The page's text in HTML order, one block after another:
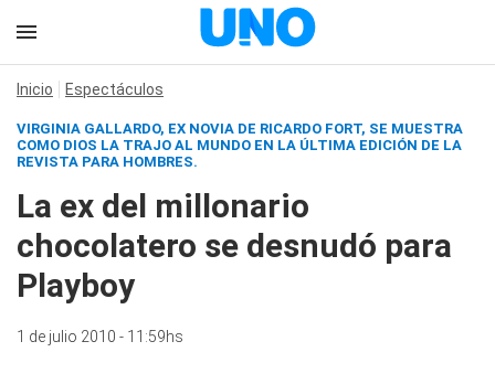
Inicio Espectáculos
VIRGINIA GALLARDO, EX NOVIA DE RICARDO FORT, SE MUESTRA
COMO DIOS LA TRAJO AL MUNDO EN LA ÚLTIMA EDICIÓN DE LA
REVISTA PARA HOMBRES.
La ex del millonario
chocolatero se desnudó para
Playboy
1 de julio 2010 - 11:59hs